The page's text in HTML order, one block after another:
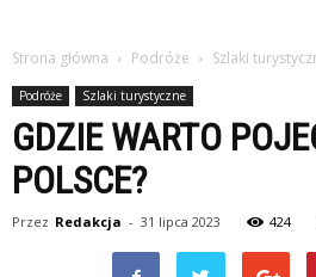
Strona główna Podróże Szlaki
Podróże Szlaki turystyczne
GDZIE WARTO
POLSCE?
Przez Redakcja - 31 lipca 2023 424